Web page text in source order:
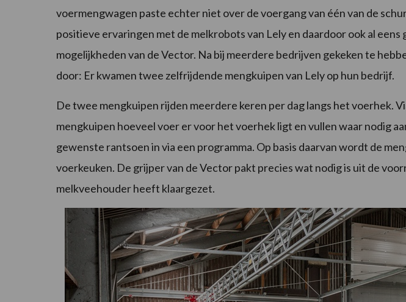
voermengwagen paste echter niet over de voergang van één van de
positieve ervaringen met de melkrobots van Lely en daardoor ook al eens
mogelijkheden van de Vector. Na bij meerdere bedrijven gekeken te
door: Er kwamen twee zelfrijdende mengkuipen van Lely op hun bedrijf.
De twee mengkuipen rijden meerdere keren per dag langs het voerhek.
mengkuipen hoeveel voer er voor het voerhek ligt en vullen waar nodig
gewenste rantsoen in via een programma. Op basis daarvan wordt de
voerkeuken. De grijper van de Vector pakt precies wat nodig is uit de
melkveehouder heeft klaargezet.